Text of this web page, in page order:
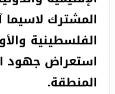
المشترك
الفلسطينية
استعراض جهود
المنطقة.